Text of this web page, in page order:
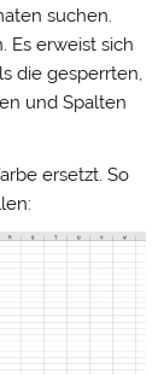
suchen.
Es erweist sich
die gesperrten,
und Spalten
ersetzt. So